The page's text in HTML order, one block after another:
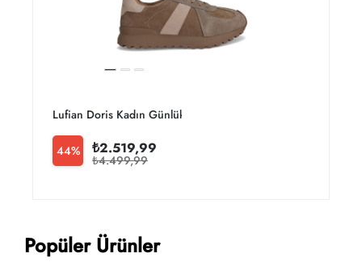
Lufian Doris Kadın Günlük Ayakkabı 122230034
44% ₺2.519,99
₺4.499,99
Popüler Ürünler